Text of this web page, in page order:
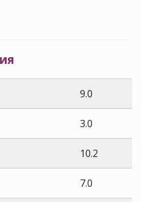
9.0
3.0
10.2
7.0